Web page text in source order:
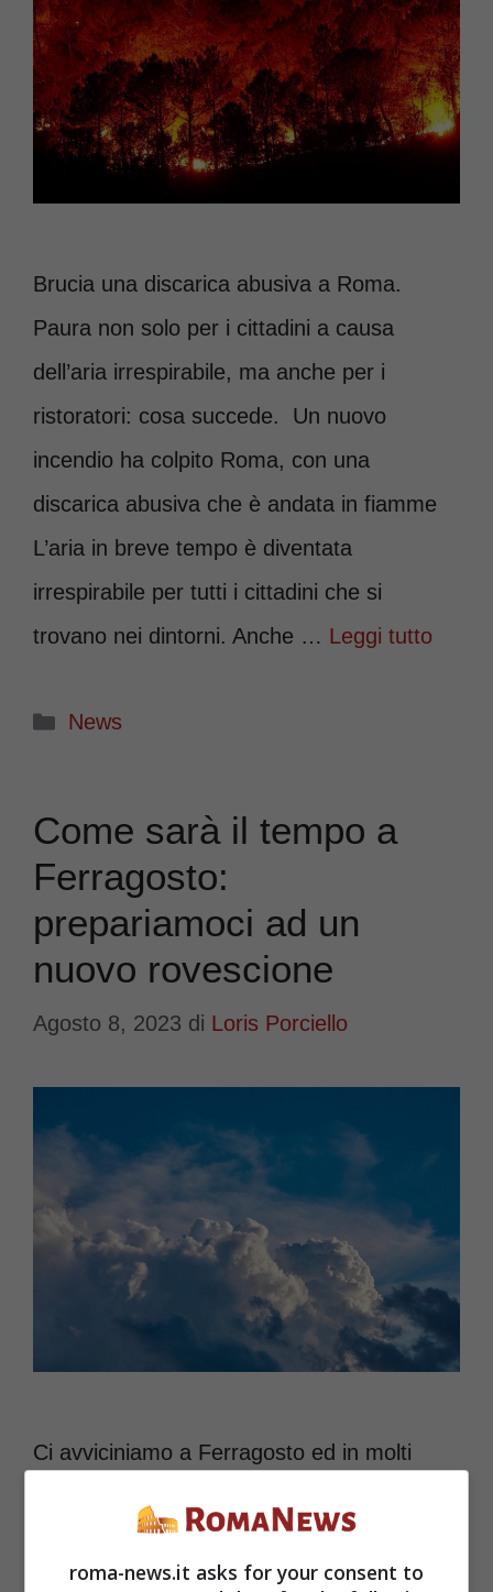
Brucia una discarica abusiva a Roma.
Paura non solo per i cittadini a causa
dell’aria irrespirabile, ma anche per i
ristoratori: cosa succede. Un nuovo
incendio ha colpito Roma, con una
discarica abusiva che è andata in fiamme
L’aria in breve tempo è diventata
irrespirabile per tutti i cittadini che si
trovano nei dintorni. Anche … Leggi tutto
Categorie
News
Come sarà il tempo a
Ferragosto:
prepariamoci ad un
nuovo rovescione
Agosto 8, 2023 di Loris Porciello
Ci avviciniamo a Ferragosto ed in molti
accompagnerà questa giornata di festa:
tutte le previsioni. L’inizio di agosto non è
roma-news.it asks for your consent to